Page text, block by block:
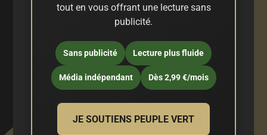
tout en vous offrant une lecture sans
publicité.
Sans publicité Lecture plus fluide
Média indépendant Dès 2,99 €/mois
JE SOUTIENS PEUPLE VERT